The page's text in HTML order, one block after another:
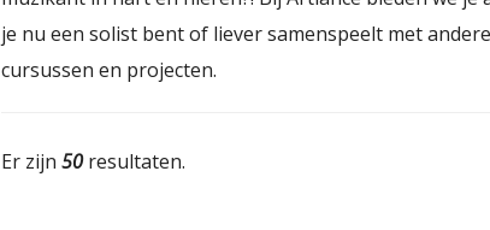
je nu een solist bent of liever samenspeelt met
cursussen en projecten.
Er zijn 50resultaten.